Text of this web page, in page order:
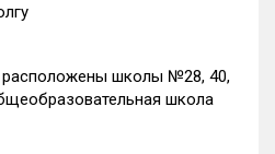
расположены школы №28, 40,
школа